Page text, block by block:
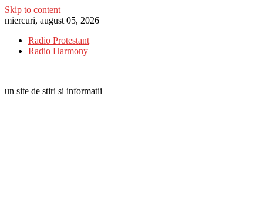
Skip to content
miercuri, august 05, 2026
Radio Protestant
Radio Harmony
un site de stiri si informatii